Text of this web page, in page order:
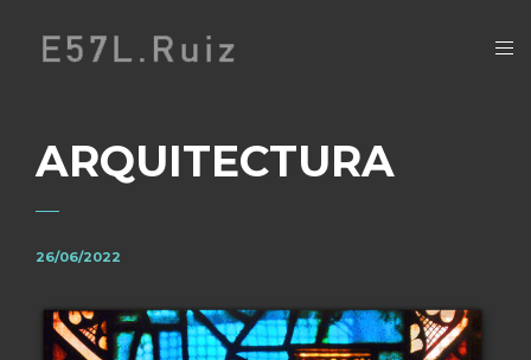
ARQUITECTURA
26/06/2022